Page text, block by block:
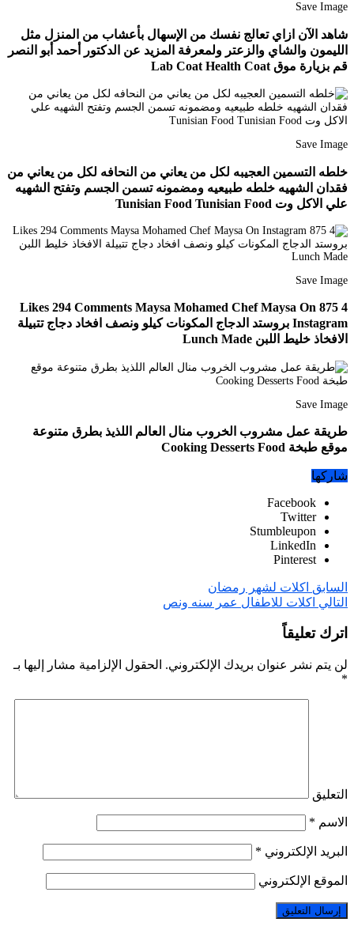
Save Image
شاهد الآن ازاي تعالج نفسك من الإسهال بأعشاب من المنزل مثل
الليمون والشاي والزعتر ولمعرفة المزيد عن الدكتور أحمد أبو النصر
قم بزيارة موق Lab Coat Health Coat
Save Image
خلطه التسمين العجيبه لكل من يعاني من النحافه لكل من يعاني من
فقدان الشهيه خلطه طبيعيه ومضمونه تسمن الجسم وتفتح الشهيه
علي الاكل وت Tunisian Food Tunisian Food
Save Image
4 875 Likes 294 Comments Maysa Mohamed Chef Maysa On
Instagram بروستد الدجاج المكونات كيلو ونصف افخاد دجاج تتبيلة
الافخاذ خليط اللبن Lunch Made
Save Image
طريقة عمل مشروب الخروب منال العالم اللذيذ بطرق متنوعة
موقع طبخة Cooking Desserts Food
شاركها
Facebook
Twitter
Stumbleupon
LinkedIn
Pinterest
السابق اكلات لشهر رمضان
التالي اكلات للاطفال عمر سنه ونص
اترك تعليقاً
لن يتم نشر عنوان بريدك الإلكتروني. الحقول الإلزامية مشار إليها بـ
*
التعليق
الاسم *
البريد الإلكتروني *
الموقع الإلكتروني